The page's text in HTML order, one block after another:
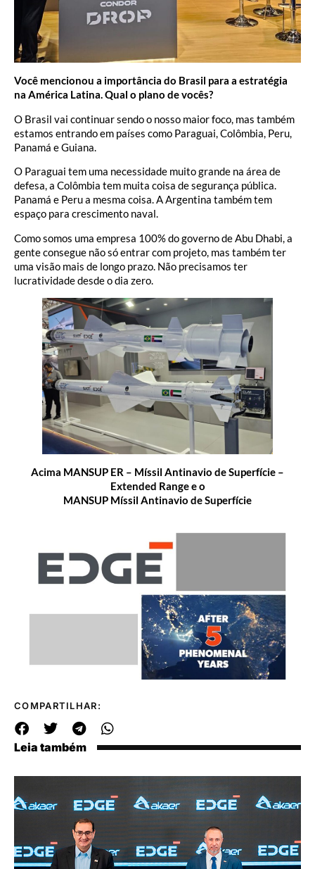
Você mencionou a importância do Brasil para a estratégia
na América Latina. Qual o plano de vocês?
O Brasil vai continuar sendo o nosso maior foco, mas também
estamos entrando em países como Paraguai, Colômbia, Peru,
Panamá e Guiana.
O Paraguai tem uma necessidade muito grande na área de
defesa, a Colômbia tem muita coisa de segurança pública.
Panamá e Peru a mesma coisa. A Argentina também tem
espaço para crescimento naval.
Como somos uma empresa 100% do governo de Abu Dhabi, a
gente consegue não só entrar com projeto, mas também ter
uma visão mais de longo prazo. Não precisamos ter
lucratividade desde o dia zero.
Acima MANSUP ER – Míssil Antinavio de Superfície –
Extended Range e o
MANSUP Míssil Antinavio de Superfície
COMPARTILHAR:
Leia também